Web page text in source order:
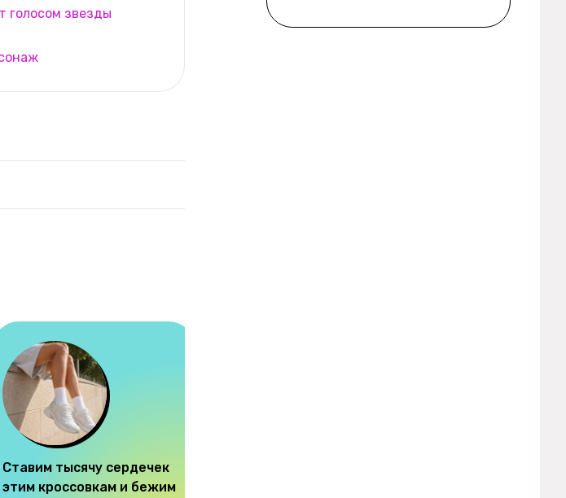
голосом звезды
Ставим тысячу сердечек
этим кроссовкам и бежим